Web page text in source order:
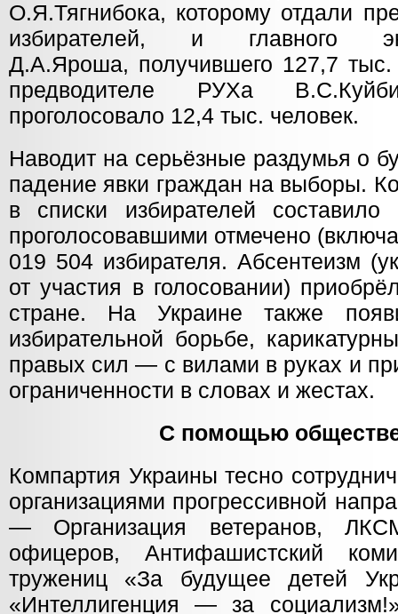
О.Я.Тягнибока, которому отдали
избирателей, и главного
Д.А.Яроша, получившего 127,7 тыс.
предводителе РУХа
проголосовало 12,4 тыс. человек.
Наводит на серьёзные раздумья о
падение явки граждан на выборы.
в списки избирателей
проголосовавшими отмечено
019 504 избирателя. Абсентеизм
от участия в голосовании)
стране. На Украине также
избирательной борьбе,
правых сил — с вилами в руках и
ограниченности в словах и жестах.
С помощью
Компартия Украины тесно
организациями прогрессивной
— Организация ветеранов,
офицеров, Антифашистский
тружениц «За будущее детей
«Интеллигенция — за